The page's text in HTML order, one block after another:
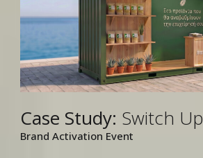
Case Study: Switch Up
Brand Activation Event